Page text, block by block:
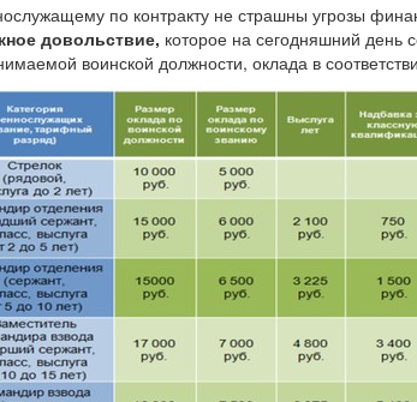
по контракту не страшны угрозы
довольствие, которое на сегодняшний день
воинской должности, оклада в